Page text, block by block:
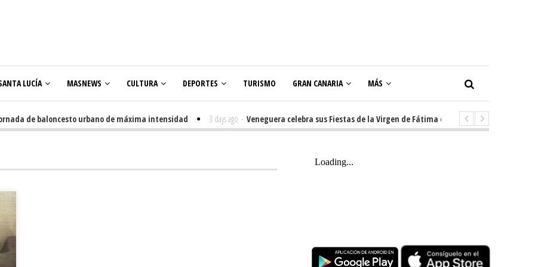
LUCÍA MASNEWS CULTURA DEPORTES TURISMO GRAN CANARIA MÁS
de baloncesto urbano de máxima intensidad 3 days ago - Veneguera celebra sus Fiestas de la Virgen de Fátima con diez días de tradición,